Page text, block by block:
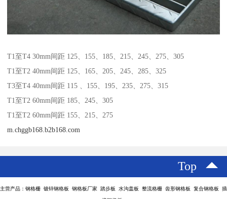
T1至T4 30mm间距 125、155、185、215、245、275、305
T1至T2 40mm间距 125、165、205、245、285、325
T3至T4 40mm间距 115 、155、195、235、275、315
T1至T2 60mm间距 185、245、305
T1至T2 60mm间距 155、215、275
m.chggb168.b2b168.com
Top
主营产品：钢格栅 镀锌钢格板 钢格板厂家 踏步板 水沟盖板 整流格栅 齿形钢格板 复合钢格板 插